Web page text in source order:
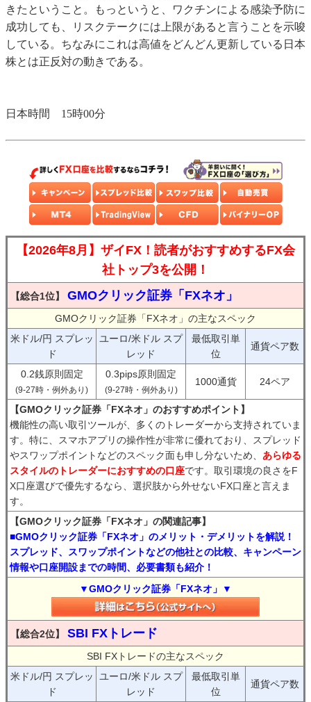
きたということ。もっというと、ワクチンによる感染予防に
成功しても、リスクテークには上限があると言うことを示唆
している。ちなみにこれは高値をどんどん更新している日本
株とは正反対の動きである。
日本時間 15時00分
【2026年8月】ザイFX！読者がおすすめするFX会
社トップ3を公開！
【総合1位】 GMOクリック証券「FXネオ」
GMOクリック証券「FXネオ」の主なスペック
米ドル/円 スプレッ
ド
ユーロ/米ドル スプ
レッド
最低取引単
位
通貨ペア数
0.2銭原則固定
(9-27時・例外あり)
0.3pips原則固定
(9-27時・例外あり)
1000通貨 24ペア
【GMOクリック証券「FXネオ」のおすすめポイント】
機能性の高い取引ツールが、多くのトレーダーから支持されていま
す。特に、スマホアプリの操作性が非常に優れており、スプレッド
やスワップポイントなどのスペック面も申し分ないため、 あらゆる
スタイルのトレーダーにおすすめの口座です。取引環境の良さをF
X口座選びで優先するなら、選択肢から外せないFX口座と言えま
す。
【GMOクリック証券「FXネオ」の関連記事】
■GMOクリック証券「FXネオ」のメリット・デメリットを解説！
スプレッド、スワップポイントなどの他社との比較、キャンペーン
情報や口座開設までの時間、必要書類も紹介！
▼GMOクリック証券「FXネオ」▼
【総合2位】 SBI FXトレード
SBI FXトレードの主なスペック
米ドル/円 スプレッ
ド
ユーロ/米ドル スプ
レッド
最低取引単
位
通貨ペア数